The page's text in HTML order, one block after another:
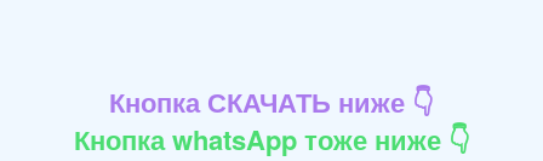
Кнопка СКАЧАТЬ ниже 👇
Кнопка whatsApp тоже ниже 👇